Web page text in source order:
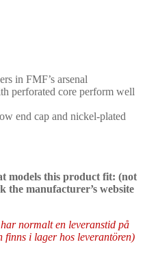
in FMF’s arsenal
perforated core perform well
end cap and nickel-plated
models this product fit: (not
the manufacturer’s website
normalt en leveranstid på
i lager hos leverantören)